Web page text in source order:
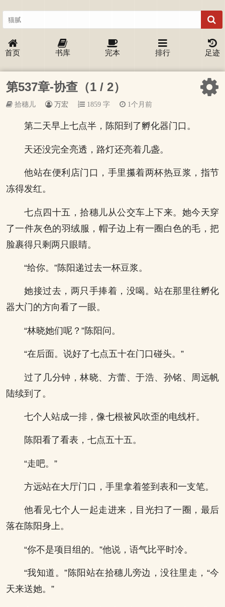
首页 书库 完本 排行 足迹
第537章-协查（1 / 2）
拾穗儿 万宏 1859 字 1个月前
第二天早上七点半，陈阳到了孵化器门口。
天还没完全亮透，路灯还亮着几盏。
他站在便利店门口，手里攥着两杯热豆浆，指节
冻得发红。
七点四十五，拾穗儿从公交车上下来。她今天穿
了一件灰色的羽绒服，帽子边上有一圈白色的毛，把
脸裹得只剩两只眼睛。
“给你。”陈阳递过去一杯豆浆。
她接过去，两只手捧着，没喝。站在那里往孵化
器大门的方向看了一眼。
“林晓她们呢？”陈阳问。
“在后面。说好了七点五十在门口碰头。”
过了几分钟，林晓、方蕾、于浩、孙铭、周远帆
陆续到了。
七个人站成一排，像七根被风吹歪的电线杆。
陈阳看了看表，七点五十五。
“走吧。”
方远站在大厅门口，手里拿着签到表和一支笔。
他看见七个人一起走进来，目光扫了一圈，最后
落在陈阳身上。
“你不是项目组的。”他说，语气比平时冷。
“我知道。”陈阳站在拾穗儿旁边，没往里走，“今
天来送她。”